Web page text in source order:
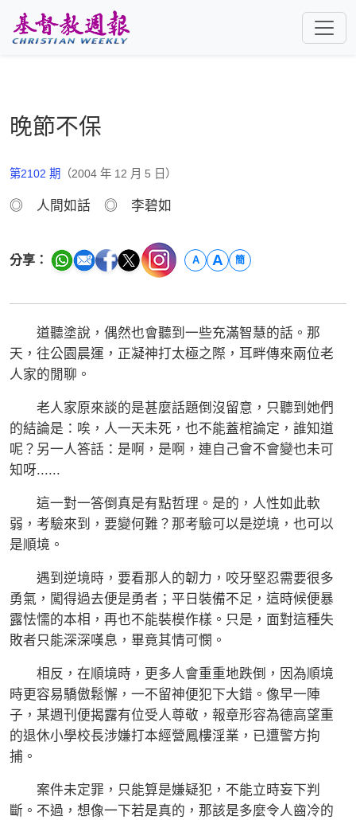
晚節不保
第2102 期 （2004 年 12 月 5 日）
◎ 人間如話 ◎ 李碧如
分享： A A 簡
道聽塗說，偶然也會聽到一些充滿智慧的話。那
天，往公園晨運，正凝神打太極之際，耳畔傳來兩位老
人家的閒聊。
老人家原來談的是甚麼話題倒沒留意，只聽到她們
的結論是：唉，人一天未死，也不能蓋棺論定，誰知道
呢？另一人答話：是啊，是啊，連自己會不會變也未可
知呀......
這一對一答倒真是有點哲理。是的，人性如此軟
弱，考驗來到，要變何難？那考驗可以是逆境，也可以
是順境。
遇到逆境時，要看那人的韌力，咬牙堅忍需要很多
勇氣，闖得過去便是勇者；平日裝備不足，這時候便暴
露怯懦的本相，再也不能裝模作樣。只是，面對這種失
敗者只能深深嘆息，畢竟其情可憫。
相反，在順境時，更多人會重重地跌倒，因為順境
時更容易驕傲鬆懈，一不留神便犯下大錯。像早一陣
子，某週刊便揭露有位受人尊敬，報章形容為德高望重
的退休小學校長涉嫌打本經營鳳樓淫業，已遭警方拘
捕。
案件未定罪，只能算是嫌疑犯，不能立時妄下判
斷。不過，想像一下若是真的，那該是多麼令人齒冷的